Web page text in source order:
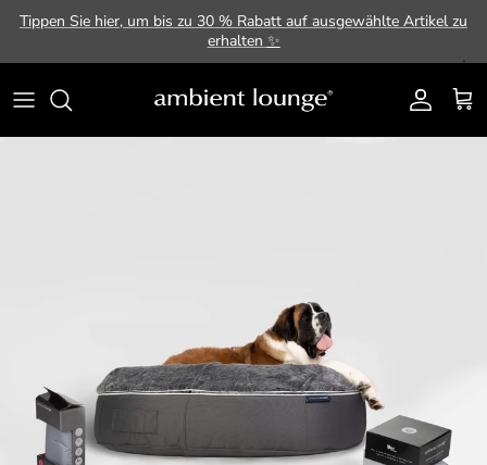
Direkt zum Inhalt
Tippen Sie hier, um bis zu 30 % Rabatt auf ausgewählte Artikel zu
erhalten ✨
Konto